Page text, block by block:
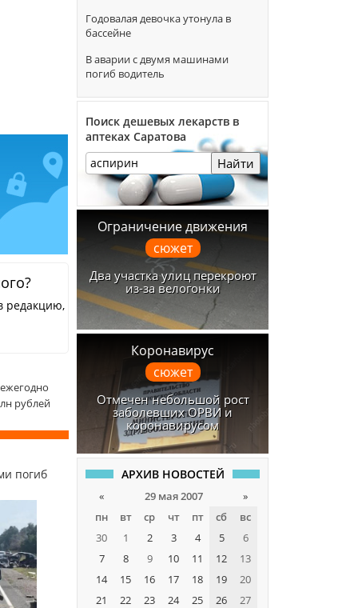
редакцию,
рублей
погиб
Годовалая девочка утонула в
бассейне
В аварии с двумя машинами
погиб водитель
Поиск дешевых лекарств в
аптеках Саратова
Найти
Ограничение движения
сюжет
Два участка улиц перекроют
из-за велогонки
Коронавирус
сюжет
Отмечен небольшой рост
заболевших ОРВИ и
коронавирусом
АРХИВ НОВОСТЕЙ
« 29 мая 2007
»
пн
вт ср чт пт сб
вс
30
1 2 3 4 5
6
7
8 9 10 11 12
13
14
15 16 17 18 19
20
21
22 23 24 25 26
27